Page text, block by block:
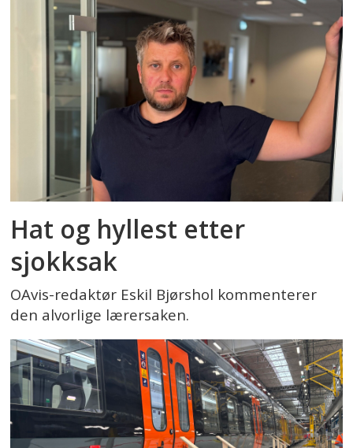
Hat og hyllest etter
sjokksak
OAvis-redaktør Eskil Bjørshol kommenterer
den alvorlige lærersaken.